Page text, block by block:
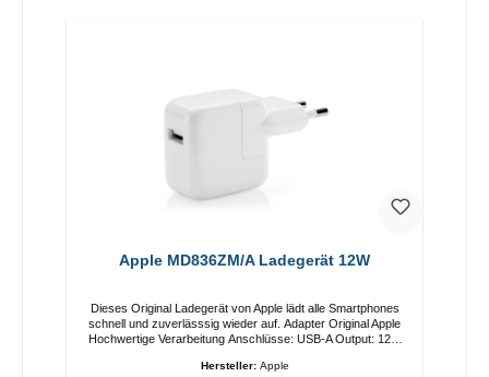
Apple MD836ZM/A Ladegerät 12W
Dieses Original Ladegerät von Apple lädt alle Smartphones
schnell und zuverlässsig wieder auf. Adapter Original Apple
Hochwertige Verarbeitung Anschlüsse: USB-A Output: 12W
Hersteller: Apple